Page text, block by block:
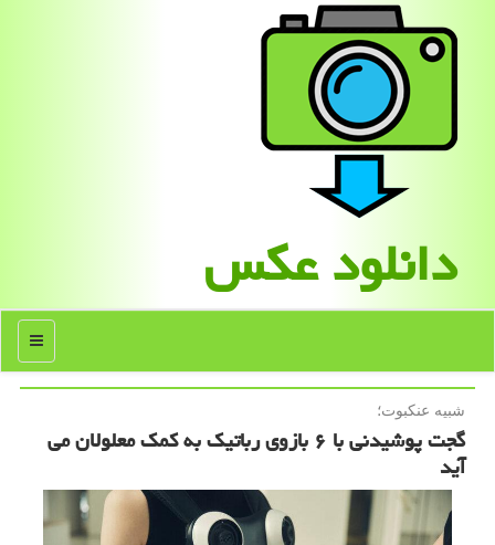
دانلود عكس
منو
شبیه عنكبوت؛
گجت پوشیدنی با ۶ بازوی رباتیک به کمک معلولان می
آید